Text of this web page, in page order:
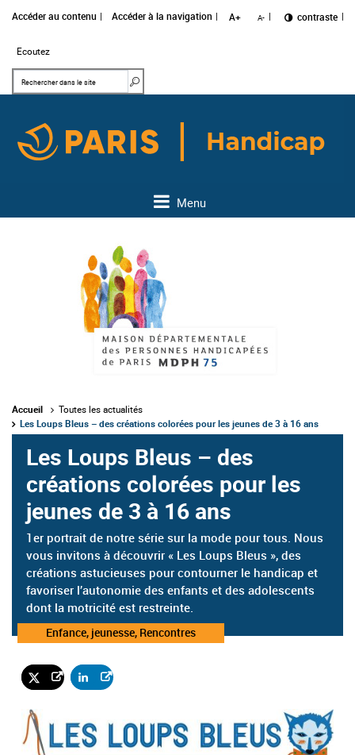
Accéder au contenu Accéder à la navigation A+ A- Changer le
contraste
Ecoutez
Mots clés
Menu
Accueil
Toutes les actualités
Les Loups Bleus – des créations colorées pour les jeunes de 3 à 16 ans
Les Loups Bleus – des
créations colorées pour les
jeunes de 3 à 16 ans
1er portrait de notre série sur la mode pour tous. Nous
vous invitons à découvrir « Les Loups Bleus », des
créations astucieuses pour contourner le handicap et
favoriser l’autonomie des enfants et des adolescents
dont la motricité est restreinte.
Catégorie
Enfance, jeunesse, Rencontres